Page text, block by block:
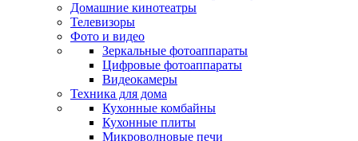
Домашние кинотеатры
Телевизоры
Фото и видео
Зеркальные фотоаппараты
Цифровые фотоаппараты
Видеокамеры
Техника для дома
Кухонные комбайны
Кухонные плиты
Микроволновые печи